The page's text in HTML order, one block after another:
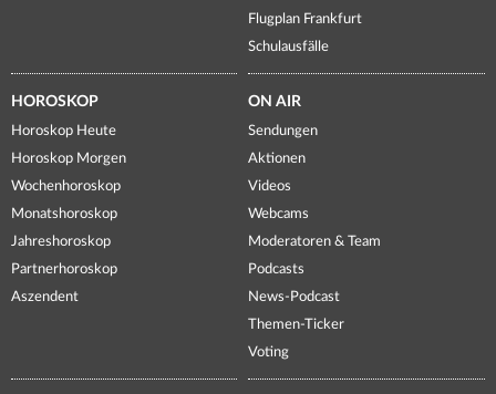
Flugplan Frankfurt
Schulausfälle
HOROSKOP
Horoskop Heute
Horoskop Morgen
Wochenhoroskop
Monatshoroskop
Jahreshoroskop
Partnerhoroskop
Aszendent
ON AIR
Sendungen
Aktionen
Videos
Webcams
Moderatoren & Team
Podcasts
News-Podcast
Themen-Ticker
Voting